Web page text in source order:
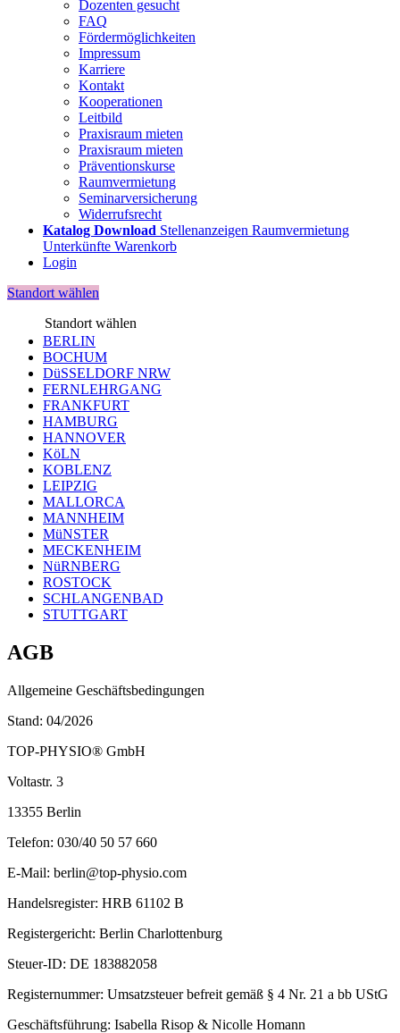
Dozenten gesucht
FAQ
Fördermöglichkeiten
Impressum
Karriere
Kontakt
Kooperationen
Leitbild
Praxisraum mieten
Praxisraum mieten
Präventionskurse
Raumvermietung
Seminarversicherung
Widerrufsrecht
Katalog Download Stellenanzeigen Raumvermietung
Unterkünfte Warenkorb
Login
Standort wählen
BERLIN
BOCHUM
DüSSELDORF NRW
FERNLEHRGANG
FRANKFURT
HAMBURG
HANNOVER
KöLN
KOBLENZ
LEIPZIG
MALLORCA
MANNHEIM
MüNSTER
MECKENHEIM
NüRNBERG
ROSTOCK
SCHLANGENBAD
STUTTGART
AGB
Allgemeine Geschäftsbedingungen
Stand: 04/2026
TOP-PHYSIO® GmbH
Voltastr. 3
13355 Berlin
Telefon: 030/40 50 57 660
E-Mail: berlin@top-physio.com
Handelsregister: HRB 61102 B
Registergericht: Berlin Charlottenburg
Steuer-ID: DE 183882058
Registernummer: Umsatzsteuer befreit gemäß § 4 Nr. 21 a bb UStG
Geschäftsführung: Isabella Risop & Nicolle Homann